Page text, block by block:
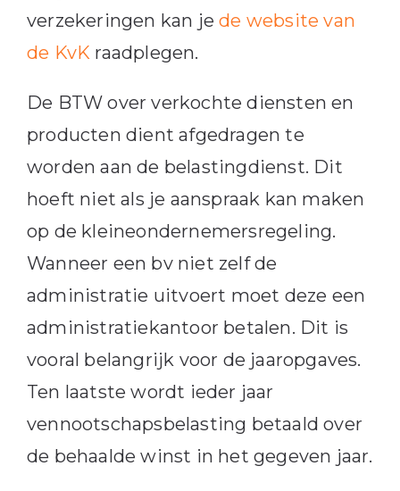
verzekeringen kan jede website van
de KvK raadplegen.
De BTW over verkochte diensten en
producten dient afgedragen te
worden aan de belastingdienst. Dit
hoeft niet als je aanspraak kan maken
op de kleineondernemersregeling.
Wanneer een bv niet zelf de
administratie uitvoert moet deze een
administratiekantoor betalen. Dit is
vooral belangrijk voor de jaaropgaves.
Ten laatste wordt ieder jaar
vennootschapsbelasting betaald over
de behaalde winst in het gegeven jaar.